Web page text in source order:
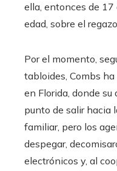
ella, entonces de
edad, sobre el
Por el momento,
tabloides, Combs
en Florida, donde
punto de salir hacia
familiar, pero los
despegar,
electrónicos y, al